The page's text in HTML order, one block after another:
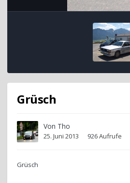
Grüsch
Von Tho
25. Juni 2013 926 Aufrufe
Grüsch